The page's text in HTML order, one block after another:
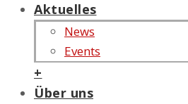
Aktuelles
News
Events
+
Über uns